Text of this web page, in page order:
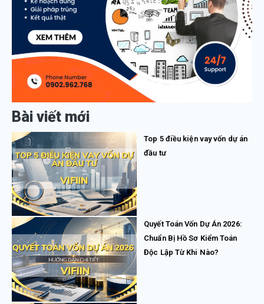
Bài viết mới
Top 5 điều kiện vay vốn dự án
đầu tư
Quyết Toán Vốn Dự Án 2026:
Chuẩn Bị Hồ Sơ Kiểm Toán
Độc Lập Từ Khi Nào?